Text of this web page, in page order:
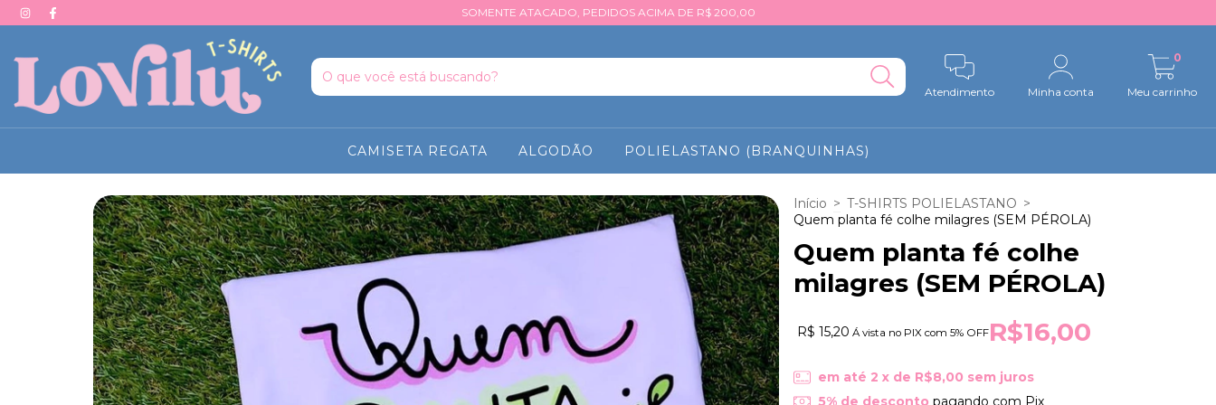
SOMENTE ATACADO, PEDIDOS ACIMA DE R$ 200,00
Atendimento Minha conta Meu carrinho
0
CAMISETA REGATA ALGODÃO POLIELASTANO (BRANQUINHAS)
Início > T-SHIRTS POLIELASTANO >
Quem planta fé colhe milagres (SEM PÉROLA)
Quem planta fé colhe
milagres (SEM PÉROLA)
R$ 15,20 Á vista no PIX com 5% OFFR$16,00
em até 2 x de R$8,00 sem juros
5% de desconto pagando com Pix